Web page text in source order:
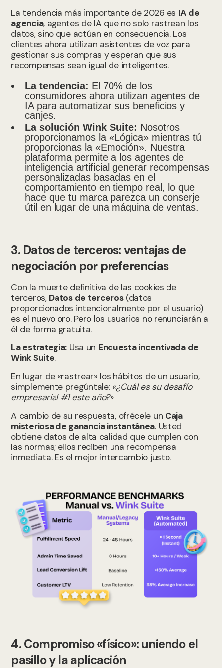
La tendencia más importante de 2026 es IA de
agencia, agentes de IA que no solo rastrean los
datos, sino que actúan en consecuencia. Los
clientes ahora utilizan asistentes de voz para
gestionar sus compras y esperan que sus
recompensas sean igual de inteligentes.
La tendencia: El 70% de los
consumidores ahora utilizan agentes de
IA para automatizar sus beneficios y
canjes.
La solución Wink Suite: Nosotros
proporcionamos la «Lógica» mientras tú
proporcionas la «Emoción». Nuestra
plataforma permite a los agentes de
inteligencia artificial generar recompensas
personalizadas basadas en el
comportamiento en tiempo real, lo que
hace que tu marca parezca un conserje
útil en lugar de una máquina de ventas.
3. Datos de terceros: ventajas de
negociación por preferencias
Con la muerte definitiva de las cookies de
terceros, Datos de terceros(datos
proporcionados intencionalmente por el usuario)
es el nuevo oro. Pero los usuarios no renunciarán a
él de forma gratuita.
La estrategia: Usa un Encuesta incentivada de
Wink Suite.
En lugar de «rastrear» los hábitos de un usuario,
simplemente pregúntale: «¿Cuál es su desafío
empresarial #1 este año?»
A cambio de su respuesta, ofrécele un Caja
misteriosa de ganancia instantánea. Usted
obtiene datos de alta calidad que cumplen con
las normas; ellos reciben una recompensa
inmediata. Es el mejor intercambio justo.
4. Compromiso «físico»: uniendo el
pasillo y la aplicación